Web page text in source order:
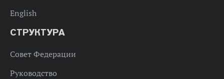
English
СТРУКТУРА
Совет Федерации
Руководство